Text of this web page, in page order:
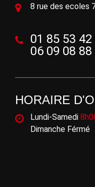
8 rue des ecoles
01 85 53 42
06 09 08 88
HORAIRE
Lundi-Samedi
Dimanche Férmé